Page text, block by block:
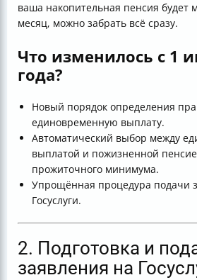
ваша накопительная пенсия будет
месяц, можно забрать всё сразу.
Что изменилось с 1
года?
Новый порядок определения
единовременную выплату.
Автоматический выбор между
выплатой и пожизненной
прожиточного минимума.
Упрощённая процедура подачи
Госуслуги.
2. Подготовка и
заявления на